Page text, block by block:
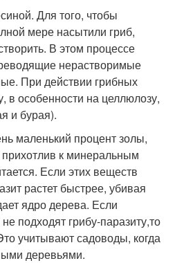
Для того, чтобы
мере насытили гриб,
В этом процессе
нерастворимые
При действии грибных
в особенности на целлюлозу,
и бурая).
маленький процент золы,
прихотлив к минеральным
Если этих веществ
растет быстрее, убивая
ядро дерева. Если
подходят грибу-паразиту,то
учитывают садоводы, когда
деревьями.